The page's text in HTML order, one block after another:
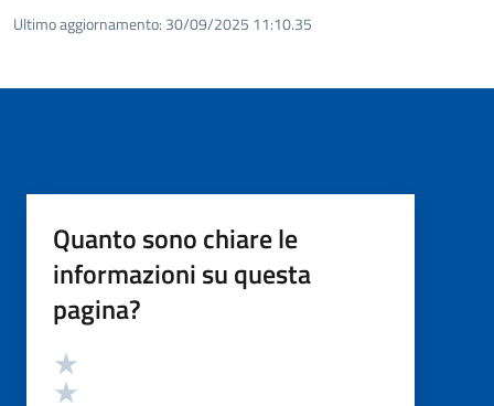
Ultimo aggiornamento: 30/09/2025 11:10.35
Quanto sono chiare le
informazioni su questa
pagina?
Valutazione